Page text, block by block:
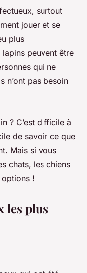
surtout
jouer et se
plus
lapins peuvent être
qui ne
n’ont pas besoin
? C’est difficile à
de savoir ce que
Mais si vous
chats, les chiens
options !
les plus